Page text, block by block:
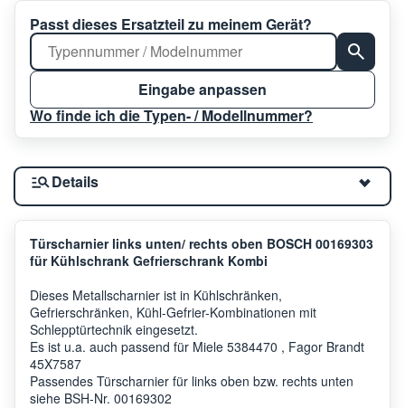
Passt dieses Ersatzteil zu meinem Gerät?
Eingabe anpassen
Wo finde ich die Typen- / Modellnummer?
Details
Türscharnier links unten/ rechts oben BOSCH 00169303
für Kühlschrank Gefrierschrank Kombi
Dieses Metallscharnier ist in Kühlschränken,
Gefrierschränken, Kühl-Gefrier-Kombinationen mit
Schlepptürtechnik eingesetzt.
Es ist u.a. auch passend für Miele 5384470 , Fagor Brandt
45X7587
Passendes Türscharnier für links oben bzw. rechts unten
siehe BSH-Nr. 00169302